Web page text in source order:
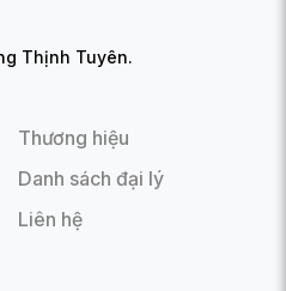
AC, 50/60Hz. Điện áp đầu ra:
x 280 x 280 mm. Có bao bì:
14.3Kg/ 17.5Kg.
AC, 50/60Hz. OUTPUT 21.5V
micro.
Thịnh Tuyên.
Thương hiệu
Danh sách đại lý
Liên hệ